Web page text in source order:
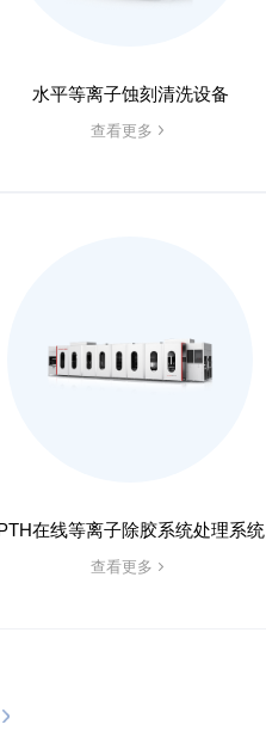
水平等离子蚀刻清洗设备
查看更多
在线等离子除胶系统处理系统
查看更多